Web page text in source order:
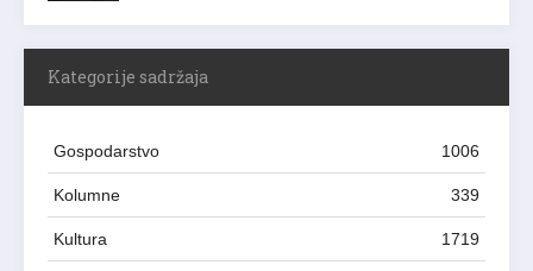
Kategorije sadržaja
Gospodarstvo 1006
Kolumne 339
Kultura 1719